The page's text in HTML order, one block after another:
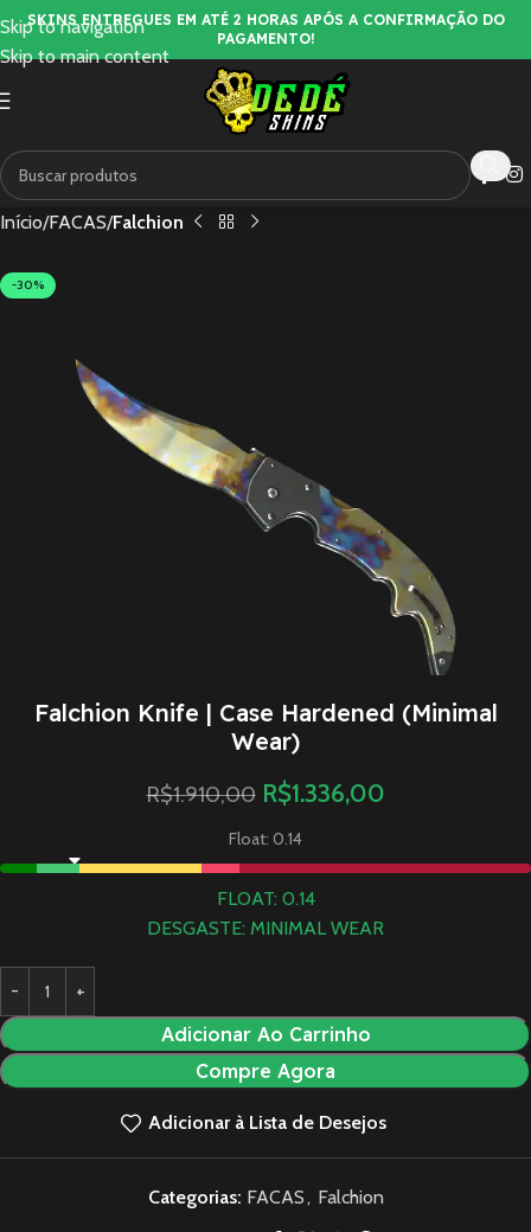
Skip to navigation
Skip to main content
SKINS ENTREGUES EM ATÉ 2 HORAS APÓS A CONFIRMAÇÃO DO
PAGAMENTO!
Início FACAS Falchion
-30%
Falchion Knife | Case Hardened (Minimal
Wear)
R$1.910,00 R$1.336,00
Float: 0.14
FLOAT: 0.14
DESGASTE: MINIMAL WEAR
Adicionar Ao Carrinho
Compre Agora
Adicionar à Lista de Desejos
Categorias: FACAS, Falchion